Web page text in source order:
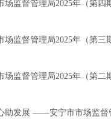
场监督管理局2025年（第
场监督管理局2025年（第
场监督管理局2025年（第
助发展 ——安宁市市场监督